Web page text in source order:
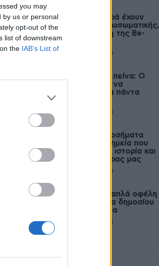
you may
by us or personal
opt-out of the
list of downstream
the IAB’s List of
Πάνω από 100 μωρά έχουν
γεννηθεί μέσω εξωσωματικής,
με την υποστήριξη της Be-
Live
27 Φεβρουαρίου 2026
Μεταπροπονητική πείνα: Ο
λόγος που θέλεις να
καταβροχθίσεις τα πάντα
μετά την άσκηση
27 Φεβρουαρίου 2026
Ωρίων – Σπάνια νοσήματα
συνδέονται με μνημεία που
διαμόρφωσαν την ιστορία και
το πνεύμα της χώρας μας
27 Φεβρουαρίου 2026
Γεωργιάδης: Πολλαπλά οφέλη
από τη συνεργασία δημοσίου
και ιδιωτικού τομέα
27 Φεβρουαρίου 2026